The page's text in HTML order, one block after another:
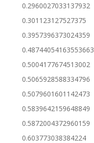
0.2960027033137932
0.301123127527375
0.3957396373024359
0.48744054163553663
0.5004177674513002
0.5065928588334796
0.5079601601142473
0.5839642159648849
0.5872004372960159
0.603773038384224